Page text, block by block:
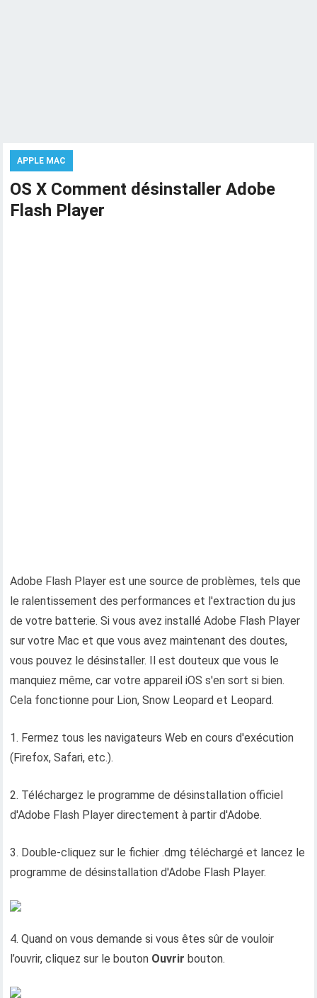
APPLE MAC
OS X Comment désinstaller Adobe
Flash Player
Adobe Flash Player est une source de problèmes, tels que
le ralentissement des performances et l'extraction du jus
de votre batterie. Si vous avez installé Adobe Flash Player
sur votre Mac et que vous avez maintenant des doutes,
vous pouvez le désinstaller. Il est douteux que vous le
manquiez même, car votre appareil iOS s'en sort si bien.
Cela fonctionne pour Lion, Snow Leopard et Leopard.
1. Fermez tous les navigateurs Web en cours d'exécution
(Firefox, Safari, etc.).
2. Téléchargez le programme de désinstallation officiel
d'Adobe Flash Player directement à partir d'Adobe.
3. Double-cliquez sur le fichier .dmg téléchargé et lancez le
programme de désinstallation d'Adobe Flash Player.
4. Quand on vous demande si vous êtes sûr de vouloir
l’ouvrir, cliquez sur le bouton Ouvrirbouton.